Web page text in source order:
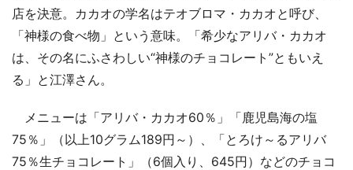
店を決意。カカオの学名はテオブロマ・カカオと呼び、
「神様の食べ物」という意味。「希少なアリバ・カカオ
は、その名にふさわしい“神様のチョコレート”ともいえ
る」と江澤さん。
メニューは「アリバ・カカオ60％」「鹿児島海の塩
75％」（以上10グラム189円～）、「とろけ～るアリバ
75％生チョコレート」（6個入り、645円）などのチョコ